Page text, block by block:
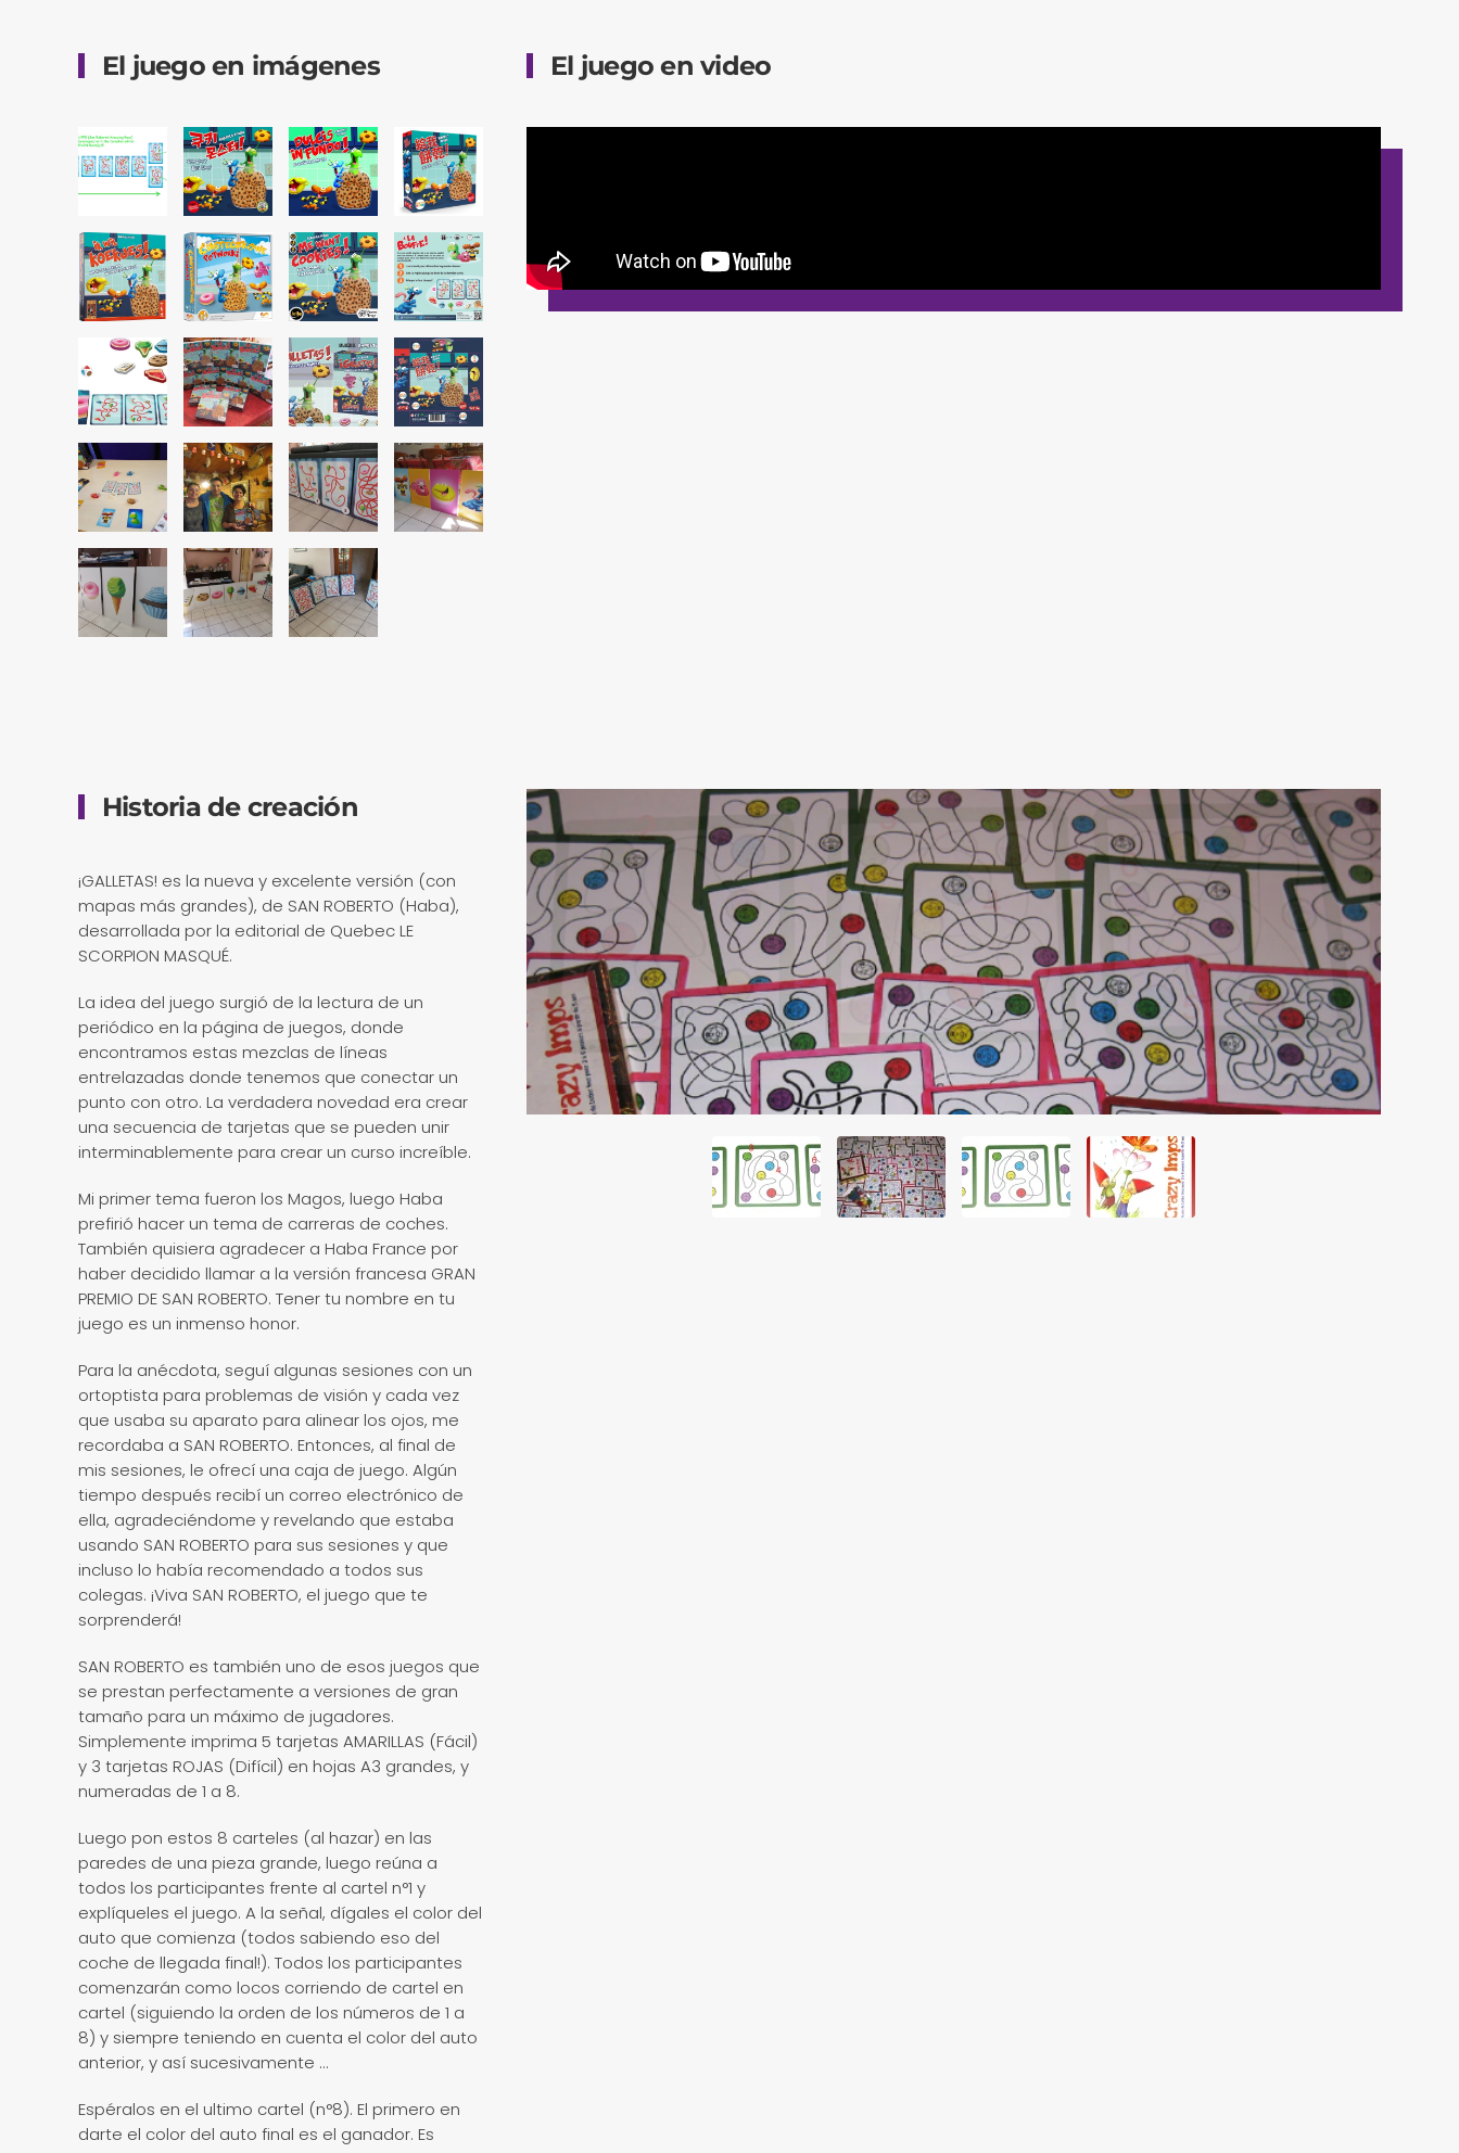
El juego en imágenes El juego en video
Historia de creación
¡GALLETAS! es la nueva y excelente versión (con
mapas más grandes), de SAN ROBERTO (Haba),
desarrollada por la editorial de Quebec LE
SCORPION MASQUÉ.
La idea del juego surgió de la lectura de un
periódico en la página de juegos, donde
encontramos estas mezclas de líneas
entrelazadas donde tenemos que conectar un
punto con otro. La verdadera novedad era crear
una secuencia de tarjetas que se pueden unir
interminablemente para crear un curso increíble.
Mi primer tema fueron los Magos, luego Haba
prefirió hacer un tema de carreras de coches.
También quisiera agradecer a Haba France por
haber decidido llamar a la versión francesa GRAN
PREMIO DE SAN ROBERTO. Tener tu nombre en tu
juego es un inmenso honor.
Para la anécdota, seguí algunas sesiones con un
ortoptista para problemas de visión y cada vez
que usaba su aparato para alinear los ojos, me
recordaba a SAN ROBERTO. Entonces, al final de
mis sesiones, le ofrecí una caja de juego. Algún
tiempo después recibí un correo electrónico de
ella, agradeciéndome y revelando que estaba
usando SAN ROBERTO para sus sesiones y que
incluso lo había recomendado a todos sus
colegas. ¡Viva SAN ROBERTO, el juego que te
sorprenderá!
SAN ROBERTO es también uno de esos juegos que
se prestan perfectamente a versiones de gran
tamaño para un máximo de jugadores.
Simplemente imprima 5 tarjetas AMARILLAS (Fácil)
y 3 tarjetas ROJAS (Difícil) en hojas A3 grandes, y
numeradas de 1 a 8.
Luego pon estos 8 carteles (al hazar) en las
paredes de una pieza grande, luego reúna a
todos los participantes frente al cartel n°1 y
explíqueles el juego. A la señal, dígales el color del
auto que comienza (todos sabiendo eso del
coche de llegada final!). Todos los participantes
comenzarán como locos corriendo de cartel en
cartel (siguiendo la orden de los números de 1 a
8) y siempre teniendo en cuenta el color del auto
anterior, y así sucesivamente ...
Espéralos en el ultimo cartel (n°8). El primero en
darte el color del auto final es el ganador. Es